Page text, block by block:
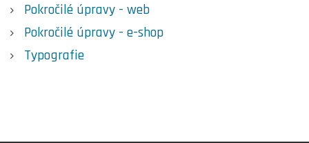
Pokročilé úpravy - web
Pokročilé úpravy - e-shop
Typografie